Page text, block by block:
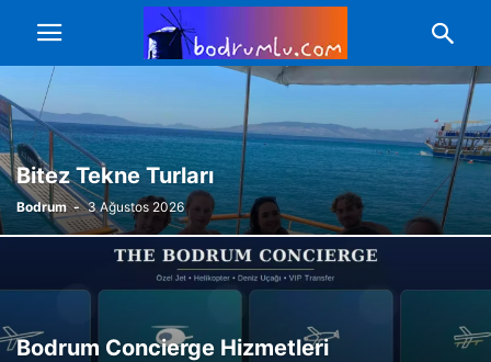
Bitez Tekne Turları
Bodrum - 3 Ağustos 2026
Bodrum Concierge Hizmetleri